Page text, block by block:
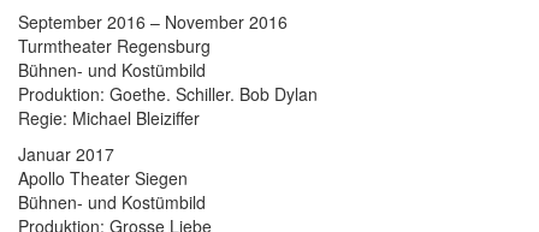
September 2016 – November 2016
Turmtheater Regensburg
Bühnen- und Kostümbild
Produktion: Goethe. Schiller. Bob Dylan
Regie: Michael Bleiziffer
Januar 2017
Apollo Theater Siegen
Bühnen- und Kostümbild
Produktion: Grosse Liebe